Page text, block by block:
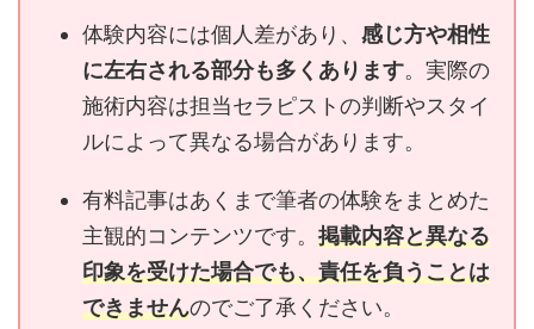
体験内容には個人差があり、 感じ方や相性
に左右される部分も多くあります。実際の
施術内容は担当セラピストの判断やスタイ
ルによって異なる場合があります。
有料記事はあくまで筆者の体験をまとめた
主観的コンテンツです。 掲載内容と異なる
印象を受けた場合でも、責任を負うことは
できませんのでご了承ください。